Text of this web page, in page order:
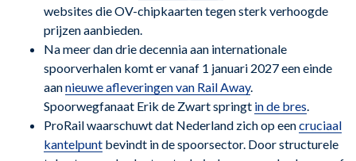
websites die OV-chipkaarten tegen sterk verhoogde
prijzen aanbieden.
Na meer dan drie decennia aan internationale
spoorverhalen komt er vanaf 1 januari 2027 een einde
aannieuwe afleveringen van Rail Away.
Spoorwegfanaat Erik de Zwart springt in de bres
ProRail waarschuwt dat Nederland zich op eencruciaal
kantelpunt bevindt in de spoorsector. Door structurele